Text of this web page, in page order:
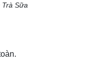
Trà Sữa